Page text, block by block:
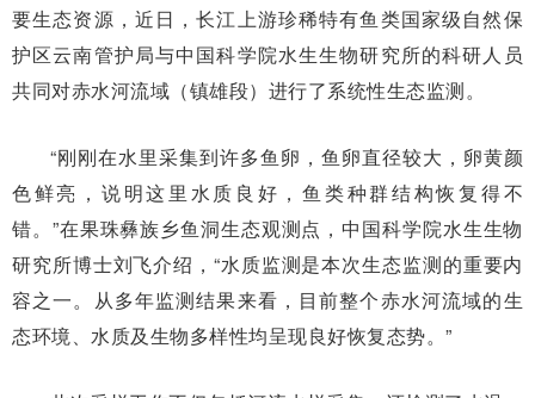
要生态资源，近日，长江上游珍稀特有鱼类国家级自然保
护区云南管护局与中国科学院水生生物研究所的科研人员
共同对赤水河流域（镇雄段）进行了系统性生态监测。
“刚刚在水里采集到许多鱼卵，鱼卵直径较大，卵黄颜
色鲜亮，说明这里水质良好，鱼类种群结构恢复得不
错。”在果珠彝族乡鱼洞生态观测点，中国科学院水生生物
研究所博士刘飞介绍，“水质监测是本次生态监测的重要内
容之一。从多年监测结果来看，目前整个赤水河流域的生
态环境、水质及生物多样性均呈现良好恢复态势。”